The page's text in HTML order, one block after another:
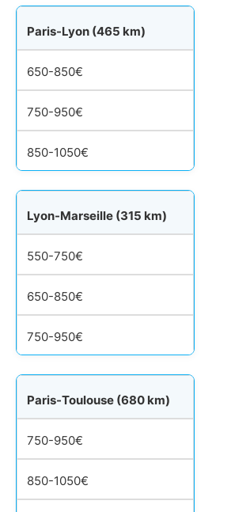
Paris-Lyon (465 km)
650-850€
750-950€
850-1050€
Lyon-Marseille (315 km)
550-750€
650-850€
750-950€
Paris-Toulouse (680 km)
750-950€
850-1050€